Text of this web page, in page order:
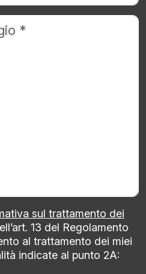
sul trattamento dei
13 del Regolamento
al trattamento dei miei
indicate al punto 2A: